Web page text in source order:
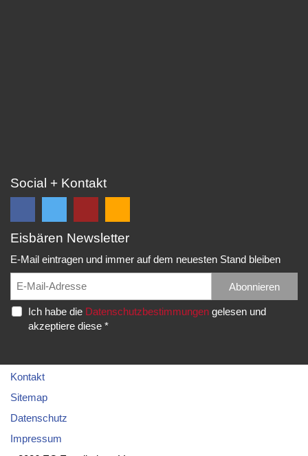
Social + Kontakt
Folge
Facebook
und
erhalte
die
Folge
Twitter
und
erhalte
die
EC
Rudolf-
Diesel-
Str.
Eppelheim
Falls
Spielberichte,
etc.
Eisbären Newsletter
E-Mail eintragen und immer auf dem neuesten Stand bleiben
Abonnieren
Ich habe die Datenschutzbestimmungengelesen und
akzeptiere diese *
Kontakt
Sitemap
Datenschutz
Impressum